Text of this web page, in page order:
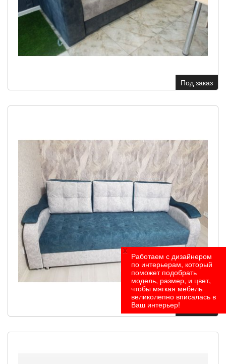
Под заказ
Работаем с дизайнером
по интерьерам, который
поможет подобрать
модель, размер, и цвет,
чтобы мягкая мебель
великолепно вписалась в
Ваш интерьер!
x